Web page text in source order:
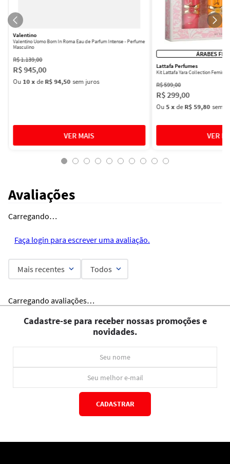
Valentino
Valentino Uomo Born In Roma Eau de Parfum Intense - Perfume
Masculino
R$1.139,00
R$945,00
Ou 10xdeR$ 94,50 sem juros
ÁRABES
Lattafa Perfumes
Kit Lattafa Yara Collection
R$599,00
R$299,00
Ou5xdeR$ 59,80 sem
Avaliações
Carregando…
Faça login para escrever uma avaliação.
Mais recentes Todos
Carregando avaliações…
Cadastre-se para receber nossas promoções e
novidades.
CADASTRAR